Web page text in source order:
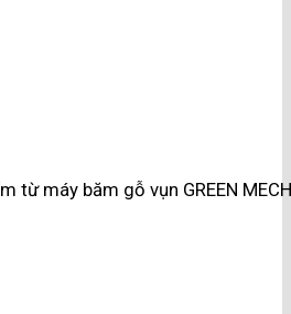
từ máy băm gỗ vụn GREEN MECH